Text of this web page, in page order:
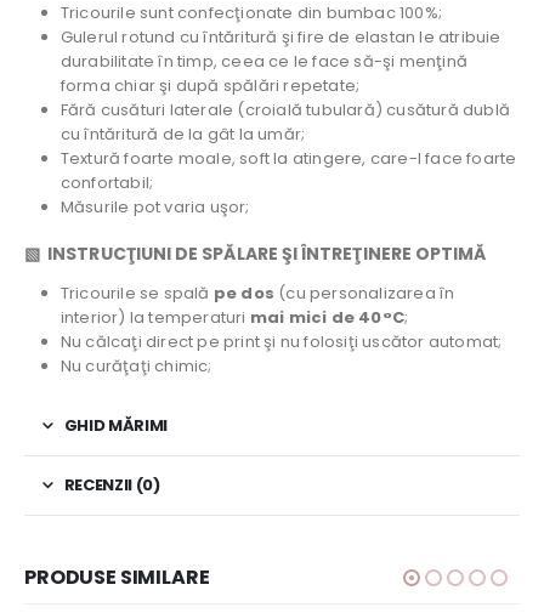
Tricourile sunt confecţionate din bumbac 100%;
Gulerul rotund cu întăritură şi fire de elastan le atribuie
durabilitate în timp, ceea ce le face să-şi menţină
forma chiar şi după spălări repetate;
Fără cusături laterale (croială tubulară) cusătură dublă
cu întăritură de la gât la umăr;
Textură foarte moale, soft la atingere, care-l face foarte
confortabil;
Măsurile pot varia uşor;
▧ INSTRUCŢIUNI DE SPĂLARE ŞI ÎNTREŢINERE OPTIMĂ
Tricourile se spală pe dos (cu personalizarea în
interior) la temperaturi mai mici de 40°C;
Nu călcaţi direct pe print şi nu folosiţi uscător automat;
Nu curăţaţi chimic;
GHID MĂRIMI
RECENZII (0)
PRODUSE SIMILARE